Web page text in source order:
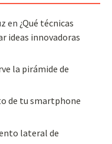
en ¿Qué técnicas
ideas innovadoras
la pirámide de
de tu smartphone
lateral de